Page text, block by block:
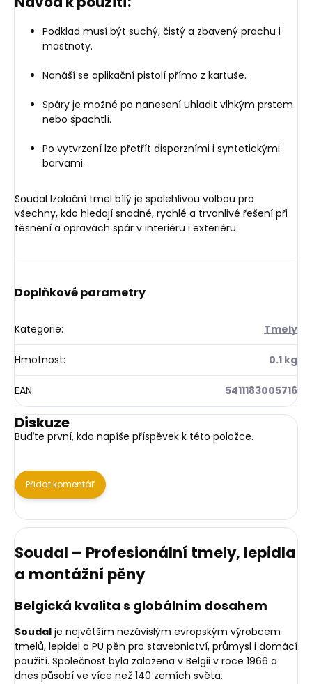
Podklad musí být suchý, čistý a zbavený prachu i
mastnoty.
Nanáší se aplikační pistolí přímo z kartuše.
Spáry je možné po nanesení uhladit vlhkým prstem
nebo špachtlí.
Po vytvrzení lze přetřít disperzními i syntetickými
barvami.
Soudal Izolační tmel bílý je spolehlivou volbou pro
všechny, kdo hledají snadné, rychlé a trvanlivé řešení při
těsnění a opravách spár v interiéru i exteriéru.
Doplňkové parametry
Kategorie: Tmely
Hmotnost: 0.1 kg
EAN: 5411183005716
Diskuze
Buďte první, kdo napíše příspěvek k této položce.
Přidat komentář
Soudal – Profesionální tmely, lepidla
a montážní pěny
Belgická kvalita s globálním dosahem
Soudal je největším nezávislým evropským výrobcem
tmelů, lepidel a PU pěn pro stavebnictví, průmysl i domácí
použití. Společnost byla založena v Belgii v roce 1966 a
dnes působí ve více než 140 zemích světa.